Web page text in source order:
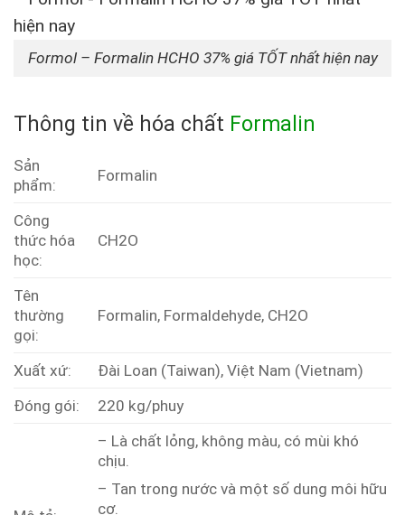
Formol – Formalin HCHO 37% giá TỐT nhất hiện nay
Thông tin về hóa chất Formalin
Sản
phẩm:
Formalin
Công
thức hóa
học:
CH2O
Tên
thường
gọi:
Formalin, Formaldehyde, CH2O
Xuất xứ:
Đài Loan (Taiwan), Việt Nam (Vietnam)
Đóng gói:
220 kg/phuy
– Là chất lỏng, không màu, có mùi khó
chịu.
– Tan trong nước và một số dung môi hữu
cơ.